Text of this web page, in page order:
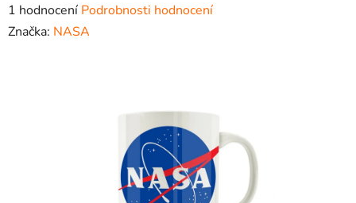
Průměrné
hodnocení
1 hodnocení Podrobnosti hodnocení
Značka: NASA